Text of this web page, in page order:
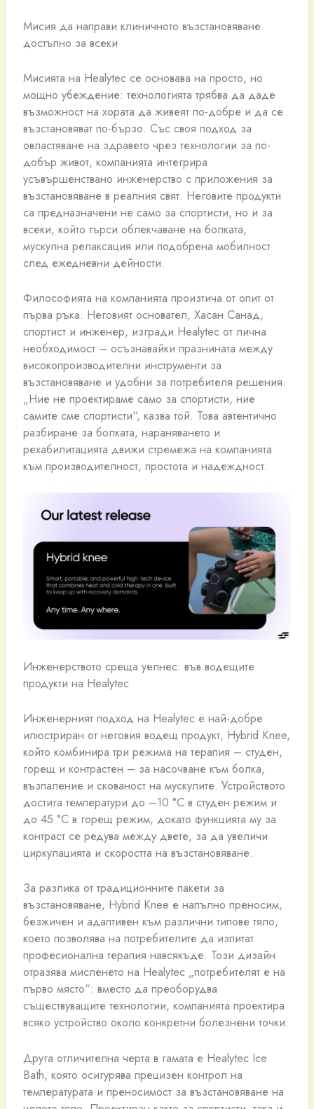
Мисия да направи клиничното възстановяване
достъпно за всеки
Мисията на Healytec се основава на просто, но
мощно убеждение: технологията трябва да даде
възможност на хората да живеят по-добре и да се
възстановяват по-бързо. Със своя подход за
овластяване на здравето чрез технологии за по-
добър живот, компанията интегрира
усъвършенствано инженерство с приложения за
възстановяване в реалния свят. Неговите продукти
са предназначени не само за спортисти, но и за
всеки, който търси облекчаване на болката,
мускулна релаксация или подобрена мобилност
след ежедневни дейности.
Философията на компанията произтича от опит от
първа ръка. Неговият основател, Хасан Санад,
спортист и инженер, изгради Healytec от лична
необходимост – осъзнавайки празнината между
високопроизводителни инструменти за
възстановяване и удобни за потребителя решения.
„Ние не проектираме само за спортисти, ние
самите сме спортисти“, казва той. Това автентично
разбиране за болката, нараняването и
рехабилитацията движи стремежа на компанията
към производителност, простота и надеждност.
Инженерството среща уелнес: във водещите
продукти на Healytec
Инженерният подход на Healytec е най-добре
илюстриран от неговия водещ продукт, Hybrid Knee,
който комбинира три режима на терапия – студен,
горещ и контрастен – за насочване към болка,
възпаление и скованост на мускулите. Устройството
достига температури до –10 °C в студен режим и
до 45 °C в горещ режим, докато функцията му за
контраст се редува между двете, за да увеличи
циркулацията и скоростта на възстановяване.
За разлика от традиционните пакети за
възстановяване, Hybrid Knee е напълно преносим, ​​
безжичен и адаптивен към различни типове тяло,
което позволява на потребителите да изпитат
професионална терапия навсякъде. Този дизайн
отразява мисленето на Healytec „потребителят е на
първо място“: вместо да преоборудва
съществуващите технологии, компанията проектира
всяко устройство около конкретни болезнени точки.
Друга отличителна черта в гамата е Healytec Ice
Bath, която осигурява прецизен контрол на
температурата и преносимост за възстановяване на